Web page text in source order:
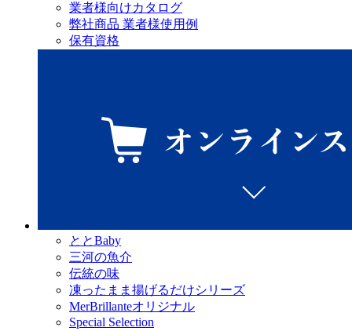
業者様向けカタログ
弊社商品 業者様使用例
保有資格
ととBaby
三河の魚介
伝統の味
凍ったまま揚げるだけシリーズ
MerBrillanteオリジナル
Special Selection